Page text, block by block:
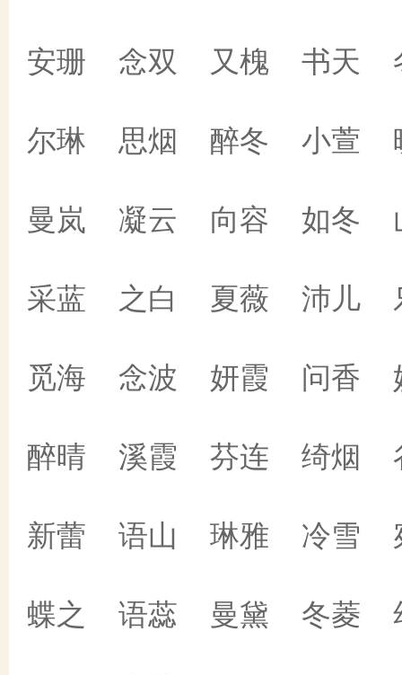
安珊 念双 又槐 书天
尔琳 思烟 醉冬 小萱
曼岚 凝云 向容 如冬
采蓝 之白 夏薇 沛儿
觅海 念波 妍霞 问香
醉晴 溪霞 芬连 绮烟
新蕾 语山 琳雅 冷雪
蝶之 语蕊 曼黛 冬菱